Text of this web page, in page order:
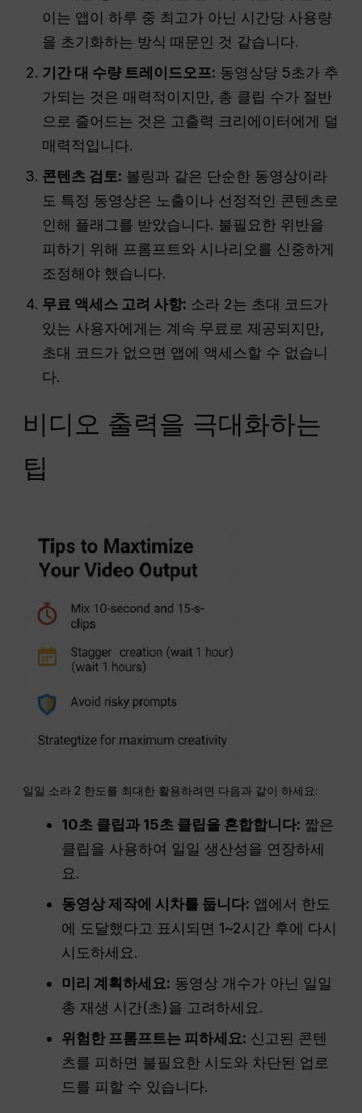
이는 앱이 하루 중 최고가 아닌 시간당 사용량
을 초기화하는 방식 때문인 것 같습니다.
기간 대 수량 트레이드오프: 동영상당 5초가 추
가되는 것은 매력적이지만, 총 클립 수가 절반
으로 줄어드는 것은 고출력 크리에이터에게 덜
매력적입니다.
콘텐츠 검토: 볼링과 같은 단순한 동영상이라
도 특정 동영상은 노출이나 선정적인 콘텐츠로
인해 플래그를 받았습니다. 불필요한 위반을
피하기 위해 프롬프트와 시나리오를 신중하게
조정해야 했습니다.
무료 액세스 고려 사항: 소라 2는 초대 코드가
있는 사용자에게는 계속 무료로 제공되지만,
초대 코드가 없으면 앱에 액세스할 수 없습니
다.
비디오 출력을 극대화하는
팁
일일 소라 2 한도를 최대한 활용하려면 다음과 같이 하세요:
10초 클립과 15초 클립을 혼합합니다: 짧은
클립을 사용하여 일일 생산성을 연장하세
요.
동영상 제작에 시차를 둡니다: 앱에서 한도
에 도달했다고 표시되면 1~2시간 후에 다시
시도하세요.
미리 계획하세요: 동영상 개수가 아닌 일일
총 재생 시간(초)을 고려하세요.
위험한 프롬프트는 피하세요: 신고된 콘텐
츠를 피하면 불필요한 시도와 차단된 업로
드를 피할 수 있습니다.